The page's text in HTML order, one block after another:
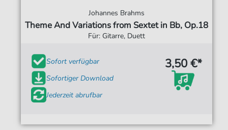
Johannes Brahms
Theme And Variations from Sextet in Bb, Op.18
Für: Gitarre, Duett
Sofort verfügbar
Sofortiger Download
Jederzeit abrufbar
3,50 €*